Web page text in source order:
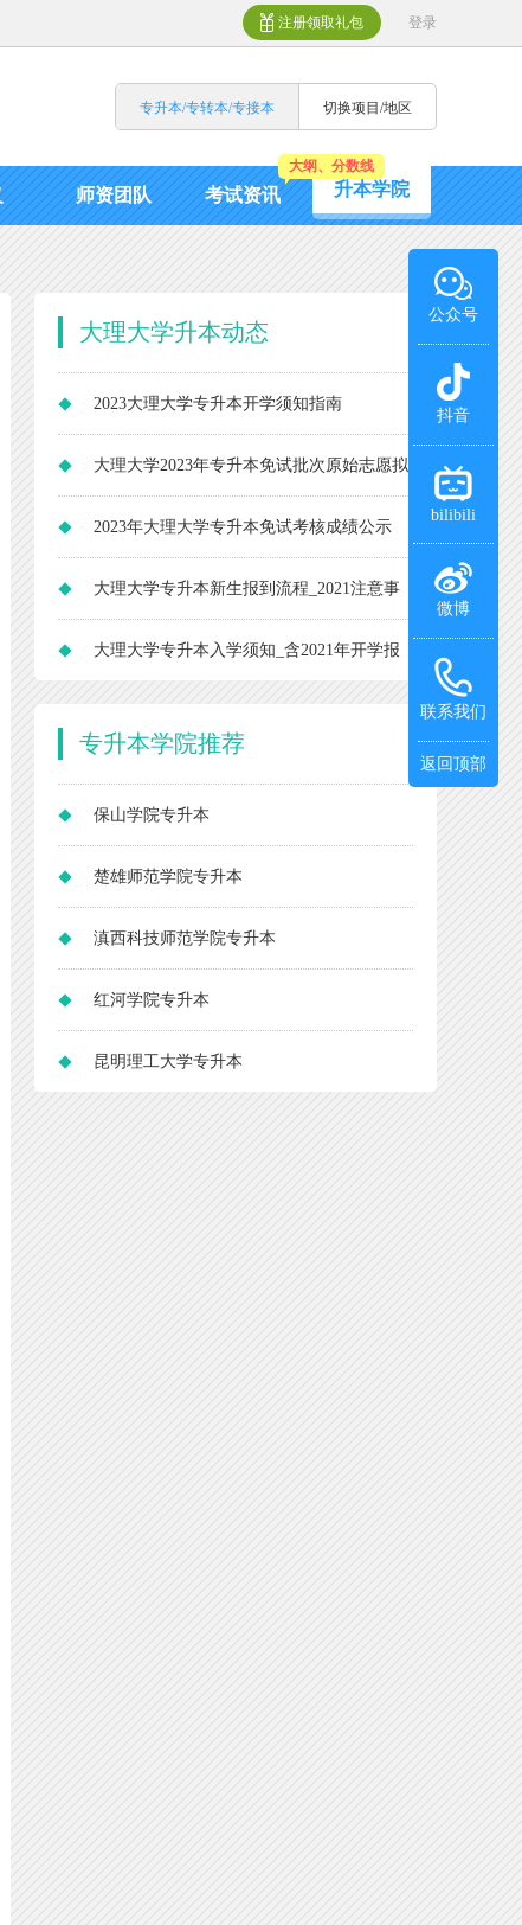
注册领取礼包 登录
专升本/专转本/专接本 切换项目/地区
师资团队 考试资讯
大纲、分数线
升本学院
大理大学升本动态
2023大理大学专升本开学须知指南
大理大学2023年专升本免试批次原始志愿拟
录取考生名单公示
2023年大理大学专升本免试考核成绩公示
大理大学专升本新生报到流程_2021注意事
项
大理大学专升本入学须知_含2021年开学报
专升本学院推荐
保山学院专升本
楚雄师范学院专升本
滇西科技师范学院专升本
红河学院专升本
昆明理工大学专升本
公众号
抖音
bilibili
微博
联系我们
返回顶部